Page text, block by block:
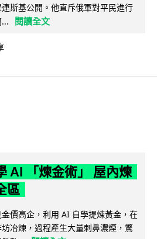
斯基公開。他直斥俄軍對平民進行
閱讀全文
AI 「煉金術」 屋內煉
區
價高企，利用 AI 自學提煉黃金，在
冶煉，過程產生大量刺鼻濃煙，驚